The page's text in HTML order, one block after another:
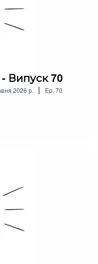
Випуск 70
2026 р. | Ep. 70